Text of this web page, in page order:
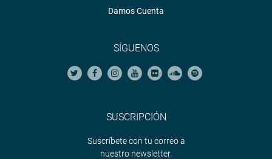
Damos Cuenta
SÍGUENOS
SUSCRIPCIÓN
Suscríbete con tu correo a
nuestro newsletter.